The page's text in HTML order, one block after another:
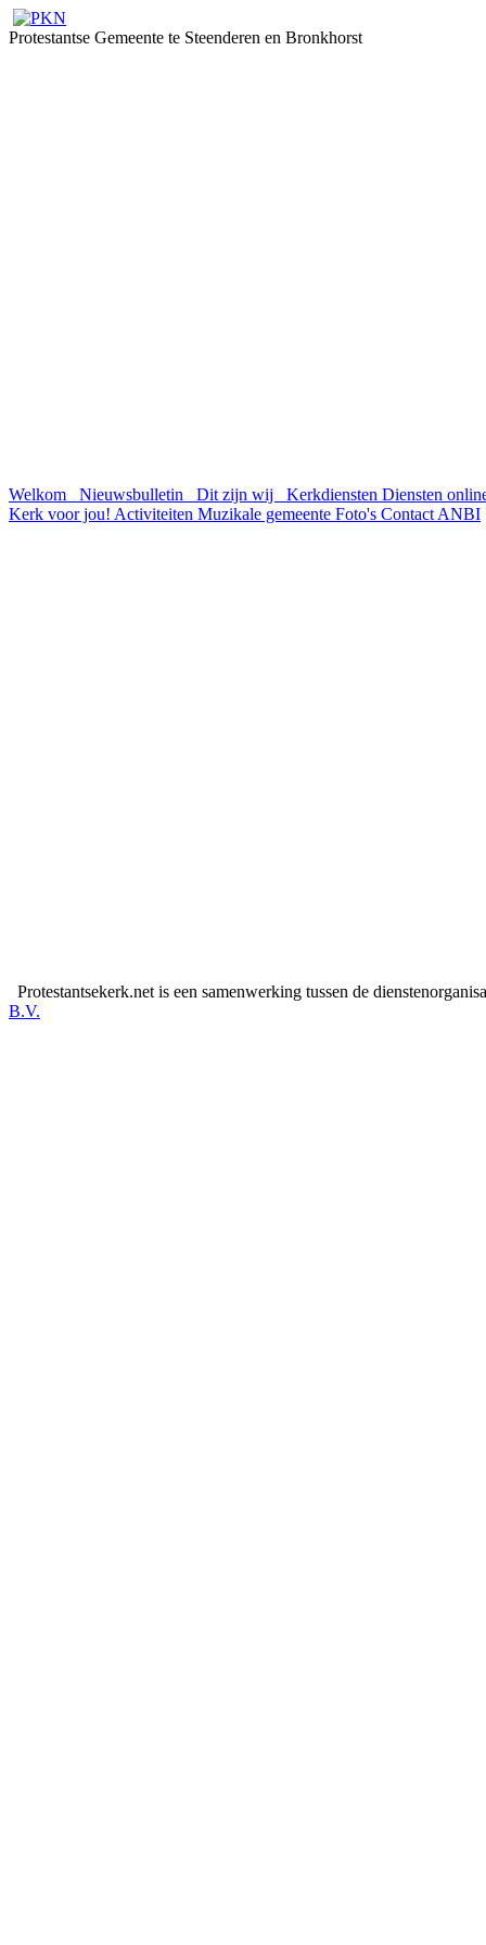
Protestantse Gemeente te Steenderen en Bronkhorst
Welkom Nieuwsbulletin Dit zijn wij Kerkdiensten Diensten
Kerk voor jou! Activiteiten Muzikale gemeente Foto's Contact ANBI
Protestantsekerk.net is een samenwerking tussen de
B.V.